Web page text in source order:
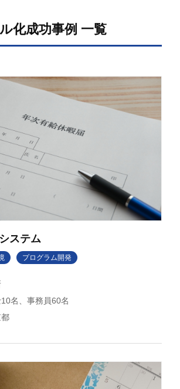
化成功事例 一覧
ステム
プログラム開発
名、事務員60名